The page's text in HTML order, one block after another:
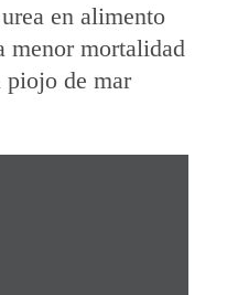
en alimento
menor mortalidad
piojo de mar